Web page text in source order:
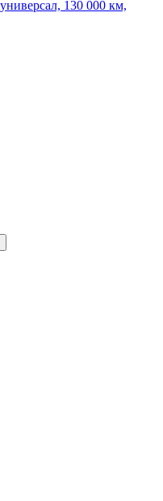
130 000 км,